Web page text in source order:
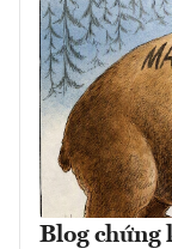
Blog chứng